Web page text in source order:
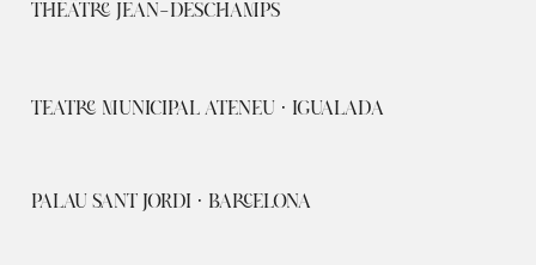
THÉÂTRE JEAN-DESCHAMPS
TEATRE MUNICIPAL ATENEU · IGUALADA
PALAU SANT JORDI · BARCELONA